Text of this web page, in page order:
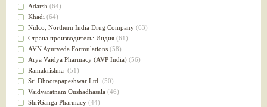
выводит токсины
Для здоровья печени
Для тела(39)
для очищения крови(38)
При диабете(38)
Антиоксидант(37)
Для Капха(Кафа) доши
От паразитов(37)
При расстройстве желудка (36)
Успокоительное(36)
Adarsh (64)
Khadi (64)
Nidсo, Northern India Drug Company (63)
Страна производитель: Индия (61)
AVN Ayurveda Formulations (58)
Arya Vaidya Pharmacy (AVP India) (56)
Ramakrishna (51)
Sri Dhootapapeshwar Ltd. (50)
Vaidyaratnam Oushadhasala (46)
ShriGanga Pharmacy (44)